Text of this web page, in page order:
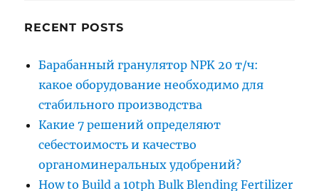
RECENT POSTS
Барабанный гранулятор NPK 20 т/ч:
какое оборудование необходимо для
стабильного производства
Какие 7 решений определяют
себестоимость и качество
органоминеральных удобрений?
How to Build a 10tph Bulk Blending Fertilizer